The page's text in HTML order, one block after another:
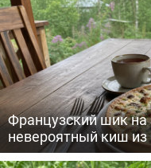
Французский шик на
невероятный киш